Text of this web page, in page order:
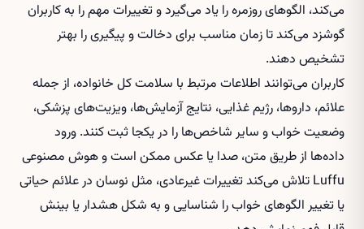
می‌کند، الگوهای روزمره را یاد می‌گیرد و تغییرات مهم را به کاربران
گوشزد می‌کند تا زمان مناسب برای دخالت و پیگیری را بهتر
تشخیص دهند.
کاربران می‌توانند اطلاعات مرتبط با سلامت کل خانواده، از جمله
علائم، داروها، رژیم غذایی، نتایج آزمایش‌ها، ویزیت‌های پزشکی،
وضعیت خواب و سایر شاخص‌ها را در یکجا ثبت کنند. ورود
داده‌ها از طریق متن، صدا یا عکس ممکن است و هوش مصنوعی
Luffu تلاش می‌کند تغییرات غیرعادی، مثل نوسان در علائم حیاتی
یا تغییر الگوهای خواب را شناسایی و به شکل هشدار یا بینش